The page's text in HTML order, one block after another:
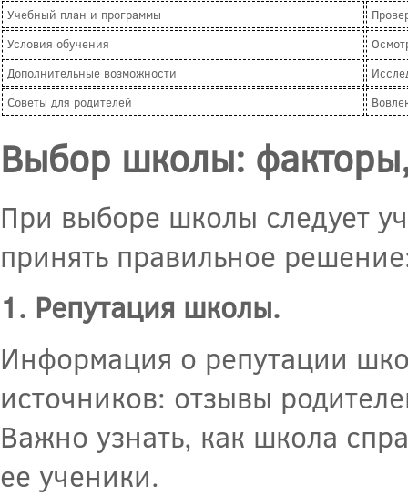
Учебный план и программы
Условия обучения
Дополнительные возможности
Советы для родителей
Выбор школы:
При выборе школы следует
принять правильное
1. Репутация школы.
Информация о репутации
источников: отзывы
Важно узнать, как школа
ее ученики.